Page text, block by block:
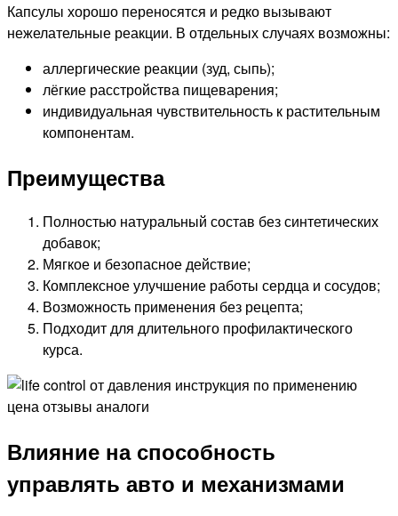
Капсулы хорошо переносятся и редко вызывают
нежелательные реакции. В отдельных случаях возможны:
аллергические реакции (зуд, сыпь);
лёгкие расстройства пищеварения;
индивидуальная чувствительность к растительным
компонентам.
Преимущества
Полностью натуральный состав без синтетических
добавок;
Мягкое и безопасное действие;
Комплексное улучшение работы сердца и сосудов;
Возможность применения без рецепта;
Подходит для длительного профилактического
курса.
Влияние на способность
управлять авто и механизмами